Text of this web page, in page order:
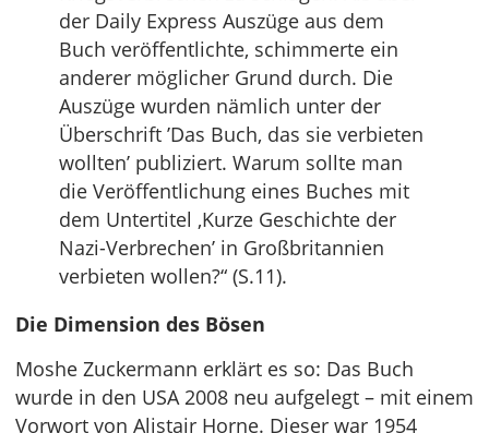
der Daily Express Auszüge aus dem
Buch veröffentlichte, schimmerte ein
anderer möglicher Grund durch. Die
Auszüge wurden nämlich unter der
Überschrift ’Das Buch, das sie verbieten
wollten’ publiziert. Warum sollte man
die Veröffentlichung eines Buches mit
dem Untertitel ‚Kurze Geschichte der
Nazi-Verbrechen’ in Großbritannien
verbieten wollen?“ (S.11).
Die Dimension des Bösen
Moshe Zuckermann erklärt es so: Das Buch
wurde in den USA 2008 neu aufgelegt – mit einem
Vorwort von Alistair Horne. Dieser war 1954